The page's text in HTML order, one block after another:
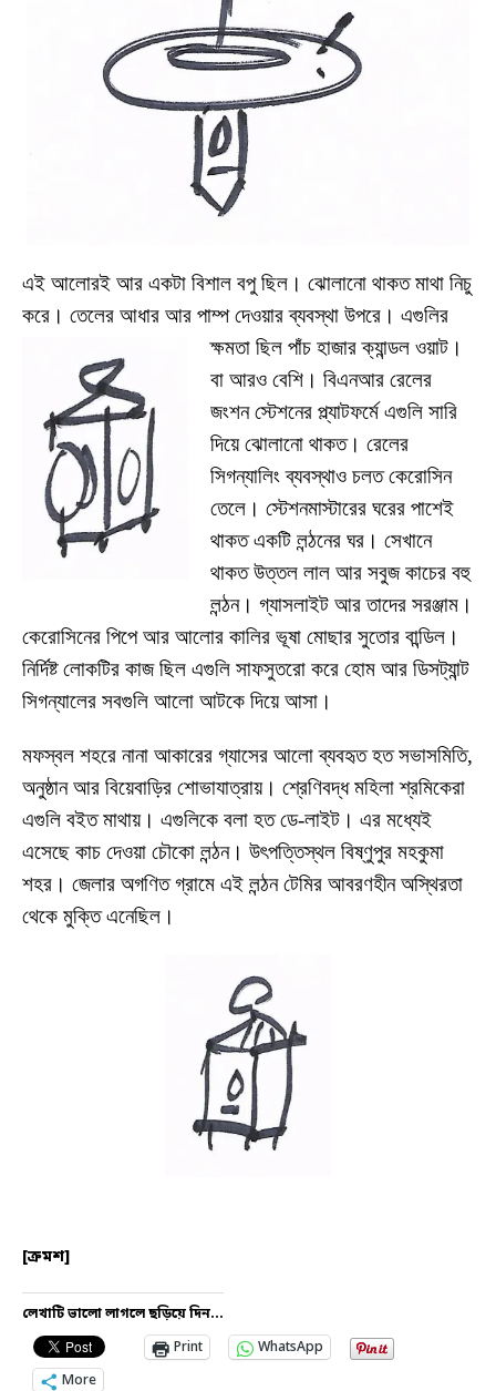
এই আলোরই আর একটা বিশাল বপু ছিল। ঝোলানো থাকত মাথা নিচু
করে। তেলের আধার আর পাম্প দেওয়ার ব্যবস্থা উপরে। এগুলির
ক্ষমতা ছিল পাঁচ হাজার ক্যান্ডল ওয়াট।
বা আরও বেশি। বিএনআর রেলের
জংশন স্টেশনের প্ল্যাটফর্মে এগুলি সারি
দিয়ে ঝোলানো থাকত। রেলের
সিগন্যালিং ব্যবস্থাও চলত কেরোসিন
তেলে। স্টেশনমাস্টারের ঘরের পাশেই
থাকত একটি লন্ঠনের ঘর। সেখানে
থাকত উত্তল লাল আর সবুজ কাচের বহু
লন্ঠন। গ্যাসলাইট আর তাদের সরঞ্জাম।
কেরোসিনের পিপে আর আলোর কালির ভূষা মোছার সুতোর বান্ডিল।
নির্দিষ্ট লোকটির কাজ ছিল এগুলি সাফসুতরো করে হোম আর ডিসট্যান্ট
সিগন্যালের সবগুলি আলো আটকে দিয়ে আসা।
মফস্বল শহরে নানা আকারের গ্যাসের আলো ব্যবহৃত হত সভাসমিতি,
অনুষ্ঠান আর বিয়েবাড়ির শোভাযাত্রায়। শ্রেণিবদ্ধ মহিলা শ্রমিকেরা
এগুলি বইত মাথায়। এগুলিকে বলা হত ডে-লাইট। এর মধ্যেই
এসেছে কাচ দেওয়া চৌকো লন্ঠন। উৎপত্তিস্থল বিষ্ণুপুর মহকুমা
শহর। জেলার অগণিত গ্রামে এই লন্ঠন টেমির আবরণহীন অস্থিরতা
থেকে মুক্তি এনেছিল।
[ক্রমশ]
লেখাটি ভালো লাগলে ছড়িয়ে দিন...
Print
WhatsApp
More